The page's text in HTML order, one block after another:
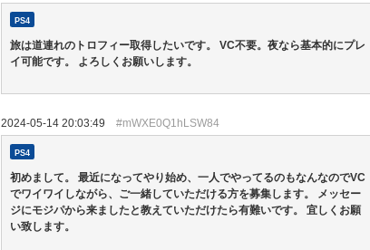
PS4
旅は道連れのトロフィー取得したいです。 VC不要。夜なら基本的にプレ
イ可能です。 よろしくお願いします。
2024-05-14 20:03:49 #mWXE0Q1hLSW84
PS4
初めまして。 最近になってやり始め、一人でやってるのもなんなのでVC
でワイワイしながら、ご一緒していただける方を募集します。 メッセー
ジにモジパから来ましたと教えていただけたら有難いです。 宜しくお願
い致します。